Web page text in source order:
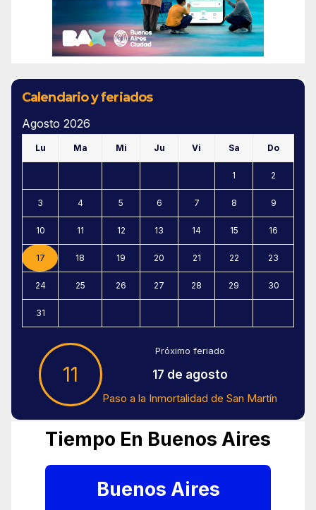
Calendario y feriados
Agosto 2026
Lu Ma Mi Ju Vi Sa Do
1 2
3 4 5 6 7 8 9
10 11 12 13 14 15 16
17 18 19 20 21 22 23
24 25 26 27 28 29 30
31
11
Próximo feriado
17 de agosto
Paso a la Inmortalidad de San Martín
Tiempo En Buenos Aires
Buenos Aires